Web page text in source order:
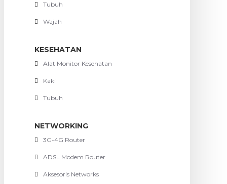
Tubuh
Wajah
KESEHATAN
Alat Monitor Kesehatan
Kaki
Tubuh
NETWORKING
3G-4G Router
ADSL Modem Router
Aksesoris Networks